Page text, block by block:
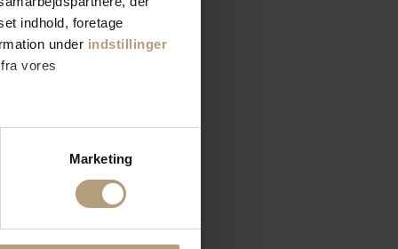
indhold, foretage
under indstillinger
vores
Marketing